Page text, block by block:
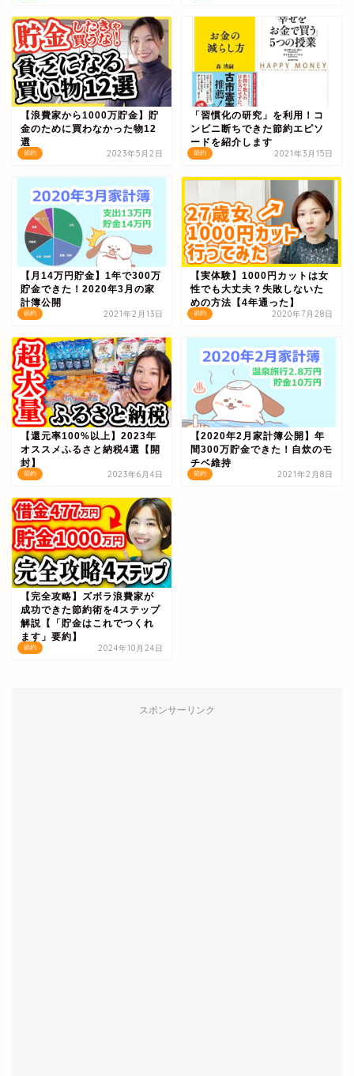
節約
【浪費家から1000万貯金】貯
金のために買わなかった物12
選
2023年5月2日 節約
「習慣化の研究」を利用！コ
ンビニ断ちできた節約エピソ
ードを紹介します
2021年3月15日
節約
【月14万円貯金】1年で300万
貯金できた！2020年3月の家
計簿公開
2021年2月13日 節約
【実体験】1000円カットは女
性でも大丈夫？失敗しないた
めの方法【4年通った】
2020年7月28日
節約
【還元率100%以上】2023年
オススメふるさと納税4選【開
封】
2023年6月4日 節約
【2020年2月家計簿公開】年
間300万貯金できた！自炊のモ
チベ維持
2021年2月8日
節約
【完全攻略】ズボラ浪費家が
成功できた節約術を4ステップ
解説【「貯金はこれでつくれ
ます」要約】
2024年10月24日
スポンサーリンク